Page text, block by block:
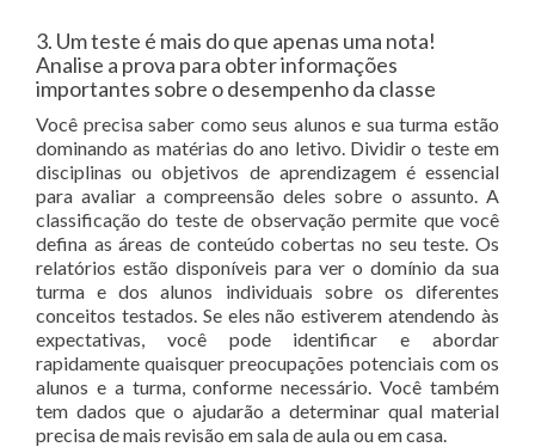
3. Um teste é mais do que apenas uma nota!
Analise a prova para obter informações
importantes sobre o desempenho da classe
Você precisa saber como seus alunos e sua turma estão
dominando as matérias do ano letivo. Dividir o teste em
disciplinas ou objetivos de aprendizagem é essencial
para avaliar a compreensão deles sobre o assunto. A
classificação do teste de observação permite que você
defina as áreas de conteúdo cobertas no seu teste. Os
relatórios estão disponíveis para ver o domínio da sua
turma e dos alunos individuais sobre os diferentes
conceitos testados. Se eles não estiverem atendendo às
expectativas, você pode identificar e abordar
rapidamente quaisquer preocupações potenciais com os
alunos e a turma, conforme necessário. Você também
tem dados que o ajudarão a determinar qual material
precisa de mais revisão em sala de aula ou em casa.